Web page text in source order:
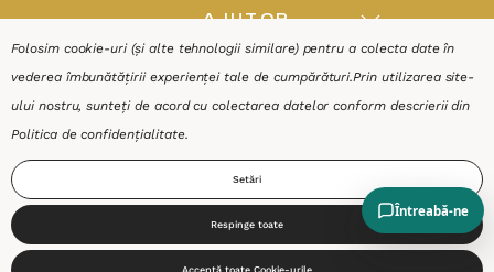
AJUTOR
DESPRE
Folosim cookie-uri (și alte tehnologii similare) pentru a colecta date în
vederea îmbunătățirii experienței tale de cumpărături.Prin utilizarea site-
ului nostru, sunteți de acord cu colectarea datelor conform descrierii din
Politica de confidențialitate.
Setări
Respinge toate
Acceptă toate Cookie-urile